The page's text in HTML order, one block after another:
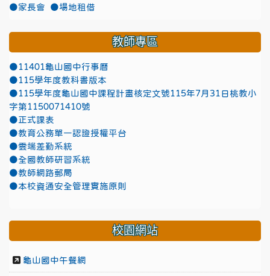
●家長會
●場地租借
教師專區
●11401龜山國中行事曆
●115學年度教科書版本
●115學年度龜山國中課程計畫核定文號115年7月31日桃教小
字第1150071410號
●正式課表
●教育公務單一認證授權平台
●雲端差勤系統
●全國教師研習系統
●教師網路郵局
●本校資通安全管理實施原則
校園網站
龜山國中午餐網